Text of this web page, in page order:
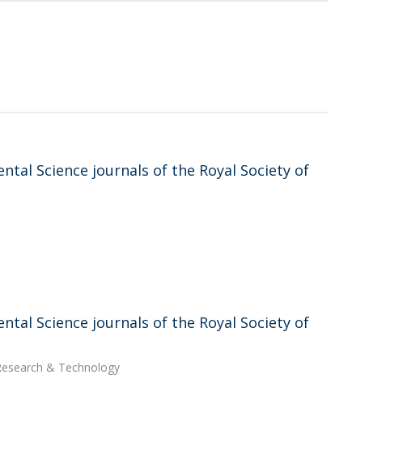
Science journals of the Royal Society of
Science journals of the Royal Society of
& Technology